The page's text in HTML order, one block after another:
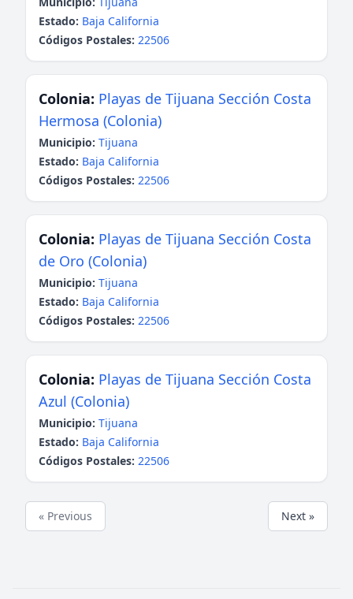
Estado: Baja California
Códigos Postales: 22506
Colonia: Playas de Tijuana Sección Costa
Hermosa (Colonia)
Municipio: Tijuana
Estado: Baja California
Códigos Postales: 22506
Colonia: Playas de Tijuana Sección Costa
de Oro (Colonia)
Municipio: Tijuana
Estado: Baja California
Códigos Postales: 22506
Colonia: Playas de Tijuana Sección Costa
Azul (Colonia)
Municipio: Tijuana
Estado: Baja California
Códigos Postales: 22506
« Previous Next »